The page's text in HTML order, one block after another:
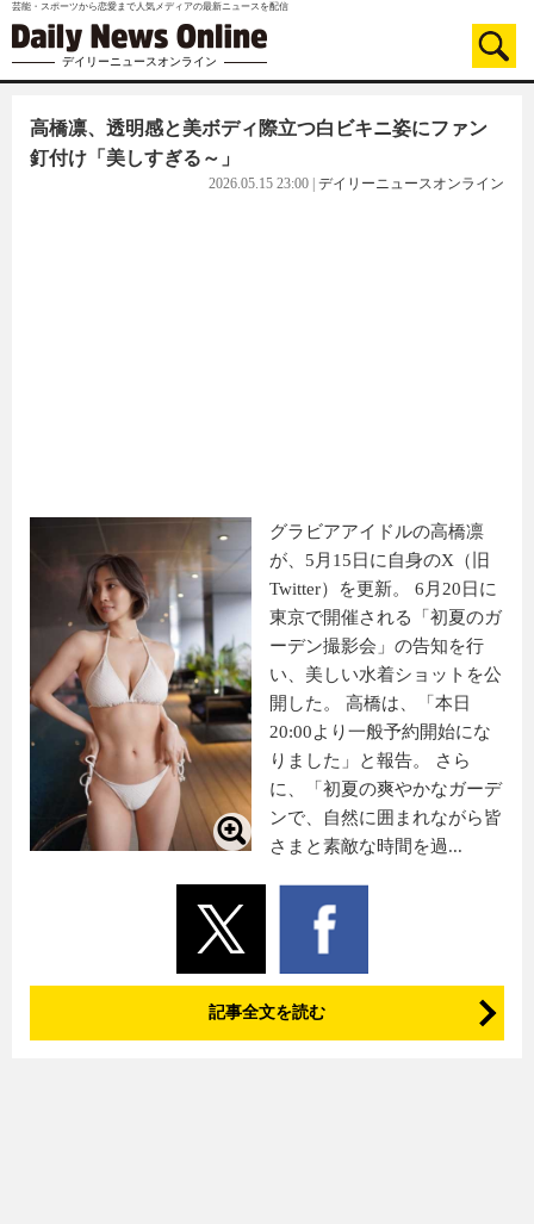
芸能・スポーツから恋愛まで人気メディアの最新ニュースを配信
デイリーニュースオンライン
高橋凛、透明感と美ボディ際立つ白ビキニ姿にファン
釘付け「美しすぎる～」
2026.05.15 23:00 デイリーニュースオンライン
グラビアアイドルの高橋凛
が、5月15日に自身のX（旧
Twitter）を更新。 6月20日に
東京で開催される「初夏のガ
ーデン撮影会」の告知を行
い、美しい水着ショットを公
開した。 高橋は、「本日
20:00より一般予約開始にな
りました」と報告。 さら
に、「初夏の爽やかなガーデ
ンで、自然に囲まれながら皆
さまと素敵な時間を過...
記事全文を読む